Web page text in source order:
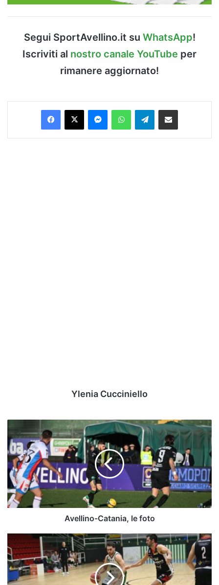
Segui SportAvellino.it su WhatsApp!
Iscriviti al nostro canale YouTube per
rimanere aggiornato!
Facebook
X MessengerWhatsAppTelegramCondividi via Email
Ylenia Cucciniello
Catania,
le
foto
Avellino-Catania, le foto
Scandone,
vittoria
contro
l'Adria
Bari: